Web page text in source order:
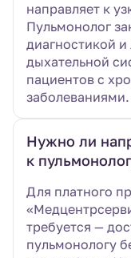
направляет к
Пульмонолог
диагностикой
дыхательной
пациентов с
заболеваниями.
Нужно ли
к
Для платного
требуется —
пульмонологу